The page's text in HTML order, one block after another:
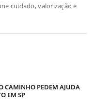
cuidado, valorização e
CAMINHO PEDEM AJUDA
EM SP